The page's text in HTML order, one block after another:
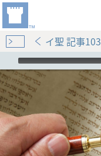
イ聖 記事103
Audio Player